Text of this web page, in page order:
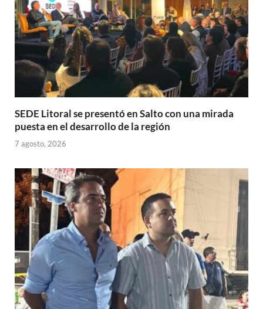
SEDE Litoral se presentó en Salto con una mirada
puesta en el desarrollo de la región
7 agosto, 2026